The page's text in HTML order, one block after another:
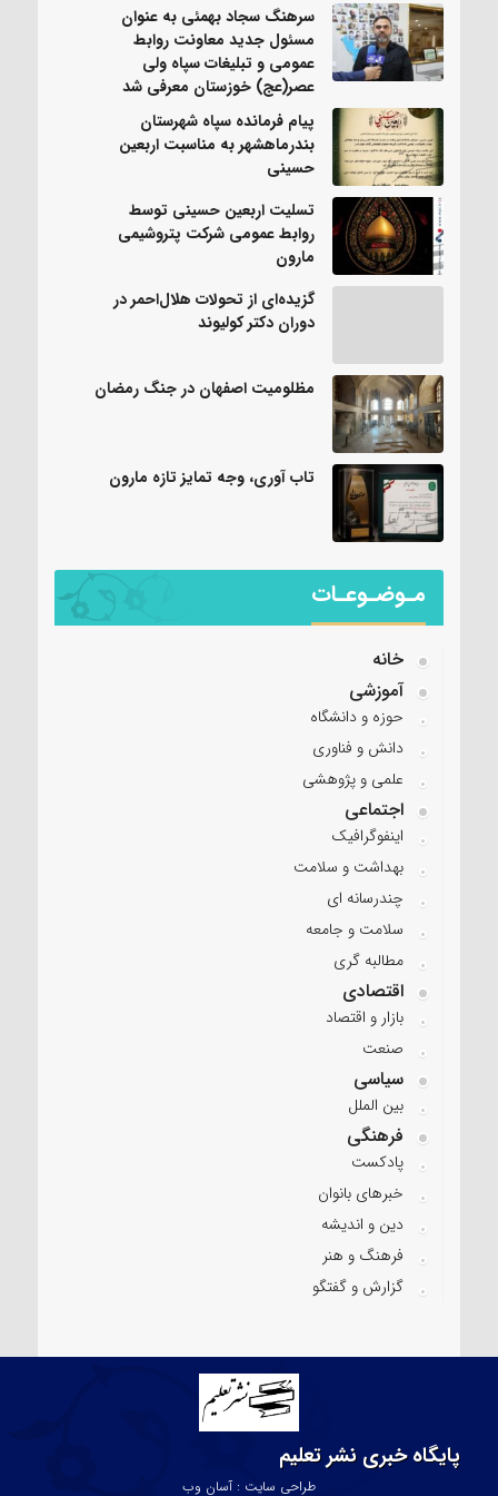
سرهنگ سجاد بهمئی به عنوان
مسئول جدید معاونت روابط
عمومی و تبلیغات سپاه ولی
عصر(عج) خوزستان معرفی شد
پیام فرمانده سپاه شهرستان
بندرماهشهر به مناسبت اربعین
حسینی
تسلیت اربعین حسینی توسط
روابط عمومی شرکت پتروشیمی
مارون
گزیده‌ای از تحولات هلال‌احمر در
دوران دکتر کولیوند
مظلومیت اصفهان در جنگ رمضان
تاب آوری، وجه تمایز تازه مارون
مـوضـوعـات
خانه
آموزشی
حوزه و دانشگاه
دانش و فناوری
علمی و پژوهشی
اجتماعی
اینفوگرافیک
بهداشت و سلامت
چندرسانه ای
سلامت و جامعه
مطالبه گری
اقتصادی
بازار و اقتصاد
صنعت
سیاسی
بین الملل
فرهنگی
پادکست
خبرهای بانوان
دین و اندیشه
فرهنگ و هنر
گزارش و گفتگو
پایگاه خبری نشر تعلیم
طراحی سایت : آسان وب